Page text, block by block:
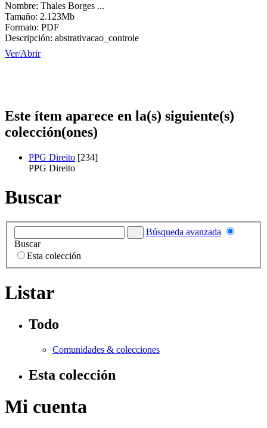
Nombre: Thales Borges ...
Tamaño: 2.123Mb
Formato: PDF
Descripción: abstrativacao_controle
Ver/Abrir
Este ítem aparece en la(s) siguiente(s)
colección(ones)
PPG Direito [234]
PPG Direito
Buscar
Búsqueda avanzada
Buscar
Esta colección
Listar
Todo
Comunidades & colecciones
Esta colección
Mi cuenta